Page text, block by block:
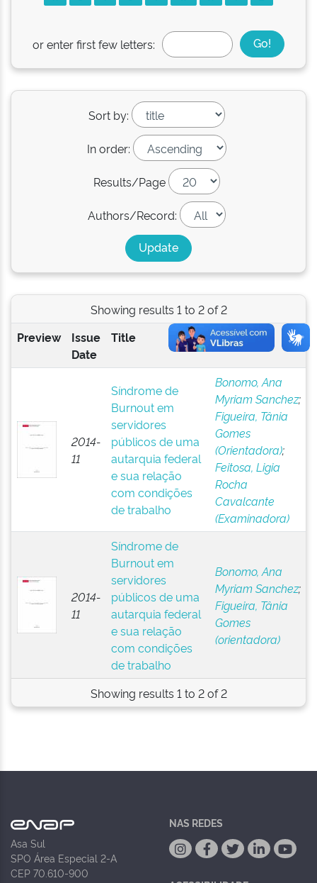
or enter first few letters:
Sort by:
In order:
Results/Page
Authors/Record:
Showing results 1 to 2 of 2
Preview
Issue
Date
Title Author(s)
2014-
11
Síndrome de
Burnout em
servidores
públicos de uma
autarquia federal
e sua relação
com condições
de trabalho
Bonomo, Ana
Myriam Sanchez;
Figueira, Tânia
Gomes
(Orientadora);
Feitosa, Ligia
Rocha
Cavalcante
(Examinadora)
2014-
11
Síndrome de
Burnout em
servidores
públicos de uma
autarquia federal
e sua relação
com condições
de trabalho
Bonomo, Ana
Myriam Sanchez;
Figueira, Tânia
Gomes
(orientadora)
Showing results 1 to 2 of 2
Asa Sul
SPO Área Especial 2-A
CEP 70.610-900
NAS REDES